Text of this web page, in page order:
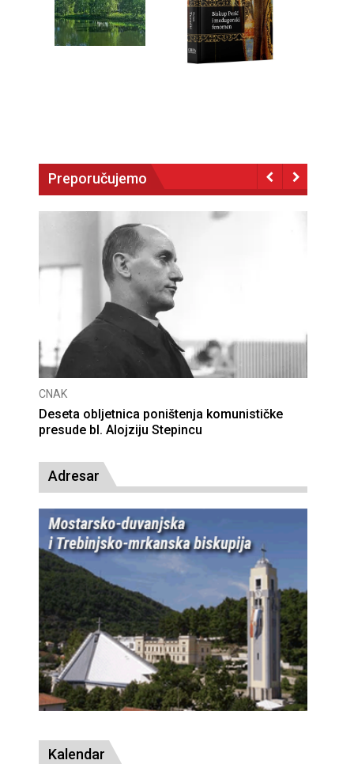
Preporučujemo
CNAK
Deseta obljetnica poništenja komunističke
presude bl. Alojziju Stepincu
Adresar
Kalendar